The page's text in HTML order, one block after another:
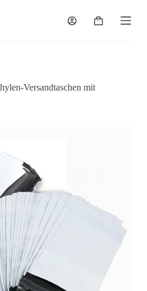
Warenkorb
Versandtaschen mit